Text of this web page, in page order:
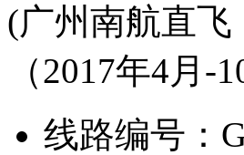
(广州南航直
（2017年4月
线路编号：